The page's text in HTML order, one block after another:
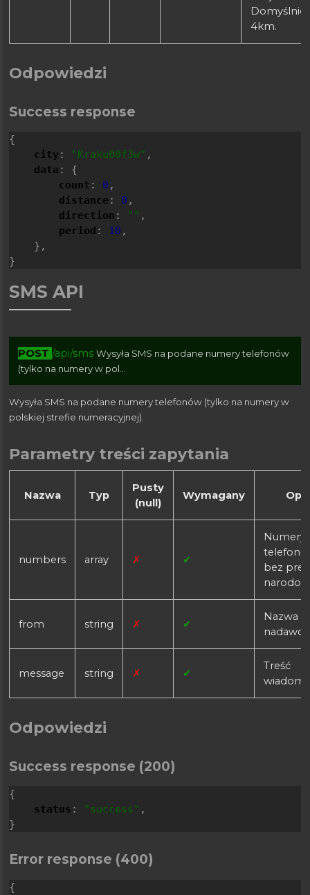
Domyślnie:
4km.
Odpowiedzi
Success response
{
city : "Kraku00f3w" ,
data : {
count : 0 ,
distance : 0 ,
direction : "" ,
period : 10 ,
    },
}
SMS API
POST /api/sms Wysyła SMS na podane numery telefonów
(tylko na numery w pol...
Wysyła SMS na podane numery telefonów (tylko na numery w
polskiej strefie numeracyjnej).
Parametry treści zapytania
Nazwa Typ
Pusty
(null)
Wymagany Opis
numbers array ✗ ✔
Numery
bez
from string ✗ ✔
Nazwa
nadawcy.
message string ✗ ✔
Treść
Odpowiedzi
Success response (200)
{
status : "success" ,
}
Error response (400)
{